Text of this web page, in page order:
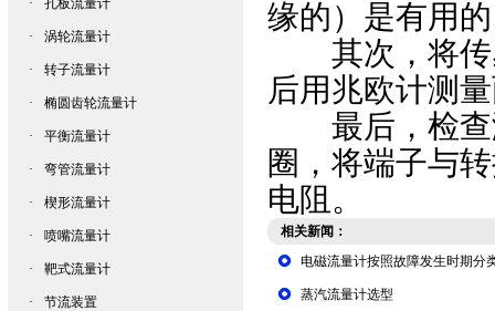
· 孔板流量计
· 涡轮流量计
· 转子流量计
· 椭圆齿轮流量计
· 平衡流量计
· 弯管流量计
· 楔形流量计
· 喷嘴流量计
· 靶式流量计
· 节流装置
缘的）是有用
其次，将传
后用兆欧计测
最后，检查
圈，将端子与
电阻。
相关新闻：
电磁流量计按照故障发生时期分
蒸汽流量计选型